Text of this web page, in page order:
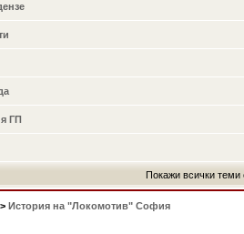
ГП
Покажи всички теми
История на "Локомотив" София